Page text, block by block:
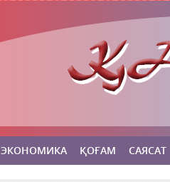
ЭКОНОМИКА ҚОҒАМ САЯСАТ